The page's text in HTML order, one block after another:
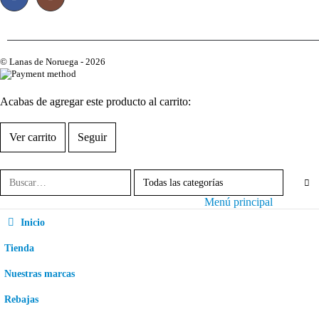
© Lanas de Noruega - 2026
Acabas de agregar este producto al carrito:
Ver carrito Seguir
Menú principal
Inicio
Tienda
Nuestras marcas
Rebajas